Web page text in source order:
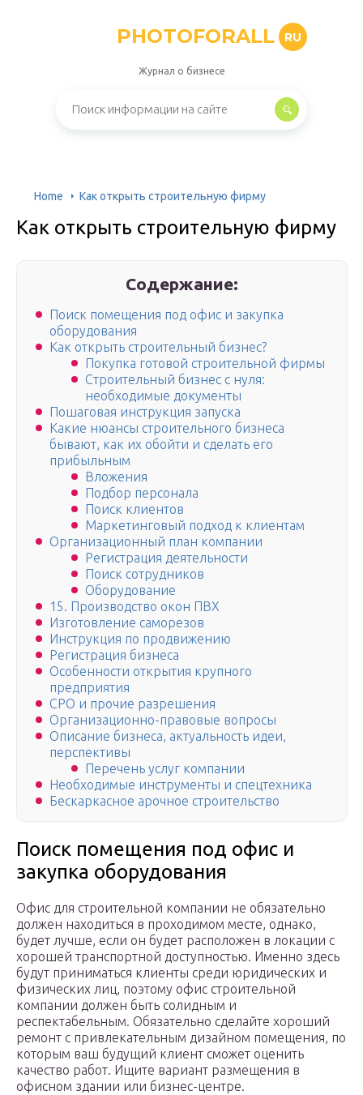
PHOTOFORALL RU
Журнал о бизнесе
Home Как открыть строительную фирму
Как открыть строительную фирму
Содержание:
Поиск помещения под офис и закупка
оборудования
Как открыть строительный бизнес?
Покупка готовой строительной фирмы
Строительный бизнес с нуля:
необходимые документы
Пошаговая инструкция запуска
Какие нюансы строительного бизнеса
бывают, как их обойти и сделать его
прибыльным
Вложения
Подбор персонала
Поиск клиентов
Маркетинговый подход к клиентам
Организационный план компании
Регистрация деятельности
Поиск сотрудников
Оборудование
15. Производство окон ПВХ
Изготовление саморезов
Инструкция по продвижению
Регистрация бизнеса
Особенности открытия крупного
предприятия
СРО и прочие разрешения
Организационно-правовые вопросы
Описание бизнеса, актуальность идеи,
перспективы
Перечень услуг компании
Необходимые инструменты и спецтехника
Бескаркасное арочное строительство
Поиск помещения под офис и
закупка оборудования
Офис для строительной компании не обязательно
должен находиться в проходимом месте, однако,
будет лучше, если он будет расположен в локации с
хорошей транспортной доступностью. Именно здесь
будут приниматься клиенты среди юридических и
физических лиц, поэтому офис строительной
компании должен быть солидным и
респектабельным. Обязательно сделайте хороший
ремонт с привлекательным дизайном помещения, по
которым ваш будущий клиент сможет оценить
качество работ. Ищите вариант размещения в
офисном здании или бизнес-центре.